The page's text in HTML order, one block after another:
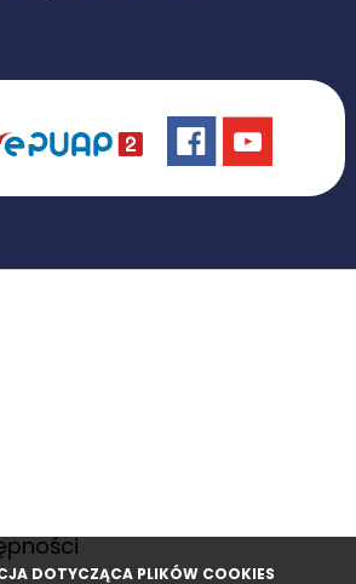
DOTYCZĄCA PLIKÓW COOKIES